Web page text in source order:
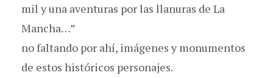
mil y una aventuras por las llanuras de La
Mancha…”
no faltando por ahí, imágenes y monumentos
de estos históricos personajes.